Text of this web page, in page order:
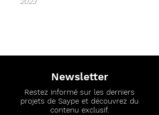
Newsletter
Restez informé sur les derniers
projets de Saype et découvrez du
contenu exclusif.